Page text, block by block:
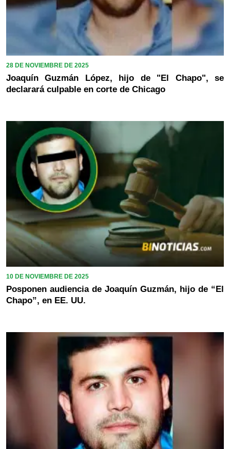
28 DE NOVIEMBRE DE 2025
Joaquín Guzmán López, hijo de "El Chapo", se
declarará culpable en corte de Chicago
10 DE NOVIEMBRE DE 2025
Posponen audiencia de Joaquín Guzmán, hijo de “El
Chapo”, en EE. UU.